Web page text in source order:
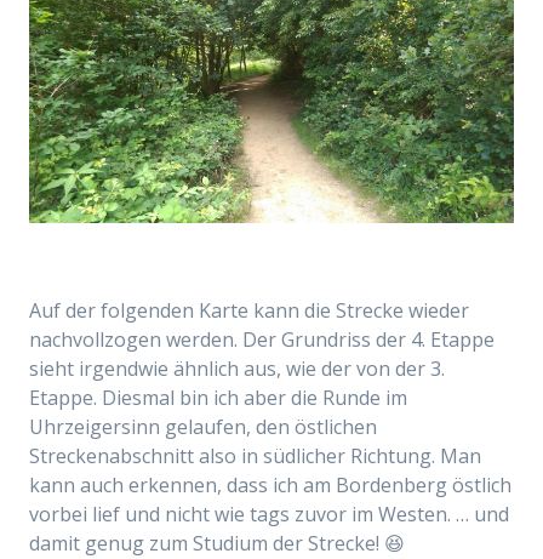
Auf der folgenden Karte kann die Strecke wieder
nachvollzogen werden. Der Grundriss der 4. Etappe
sieht irgendwie ähnlich aus, wie der von der 3.
Etappe. Diesmal bin ich aber die Runde im
Uhrzeigersinn gelaufen, den östlichen
Streckenabschnitt also in südlicher Richtung. Man
kann auch erkennen, dass ich am Bordenberg östlich
vorbei lief und nicht wie tags zuvor im Westen. … und
damit genug zum Studium der Strecke! 😆